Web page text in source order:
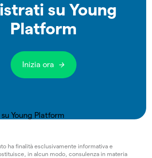
su Young
Platform
Inizia ora
ha finalità esclusivamente informativa e
in alcun modo, consulenza in materia